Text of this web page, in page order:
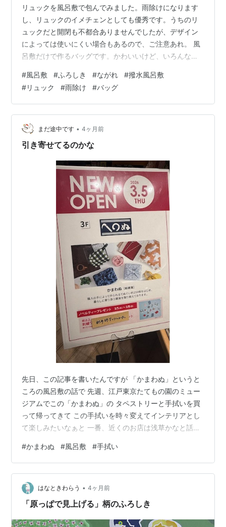
リュックを風呂敷で包んでみました。雨除けになります
し、リュックのイメチェンとしても優秀です。うちのリ
ュックだと開閉も不都合ありませんでしたが、デザイン
によっては使いにくい場合もあるので、ご注意あれ。 風
呂敷だけで作るバッグです。かわいいけど、いろんなも
ね。わたしは、以前別のふろしきで紹介したエコバッグ
っぽい使い方の方を愛用することが多いです。 最近使っ
てない手持ちのトートバッグを包んでみました。持ち手
に通して結ぶだけなので、一番簡単かも。バッグの雨具
（カッパ）としても便利です。
https://www.nipponnagare.com/view…
#風呂敷 #ふろしき #ながれ #撥水風呂敷
#リュック #雨除け #バッグ
まだ途中です • 4ヶ月前
引き寄せてるのかな
先日、この記事を書いたんですが 「かまわぬ」というと
ころの風呂敷の話で 先週、江戸東京たてもの園のミュー
ジアムでこの「かまわぬ」の タペストリーと手拭いを買
って帰ってきて この手拭いを時々変えてインテリアとし
て楽しみたいなぁと 一番、近くのお店は浅草かなと話し
院のために最寄りの駅に出かけて 「ハハ、これ知って
た？」と一枚の写真を送って来ました。 地元にオープン
した見たいです。 こんなこともあるんだなぁ。本当に不
思議です。 引き寄せというのかな？ 近いうちに行ってこ
ようと思ってます。 では 水流
#かまわぬ #風呂敷 #手拭い
はなときわらう • 4ヶ月前
「原っぱで見上げる」柄のふろしき